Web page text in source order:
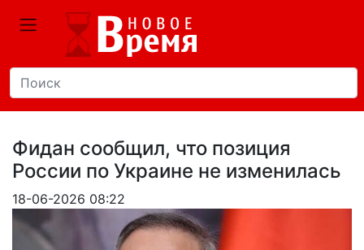
Фидан сообщил, что позиция
России по Украине не изменилась
18-06-2026 08:22